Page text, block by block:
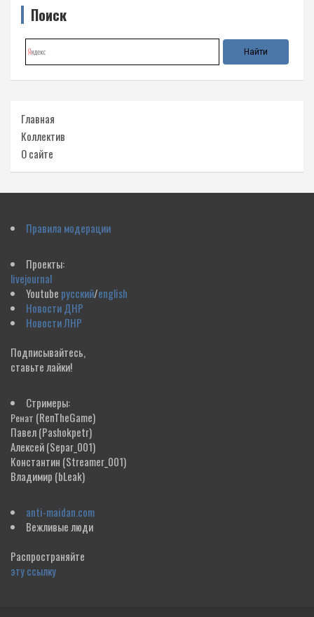
Поиск
Главная
Коллектив
О сайте
Правила модерации
Проекты:
livejournal
Youtube русский/english
Новости ДНР
Новости ЛНР
Подписывайтесь,
ставьте лайки!
Стримеры:
Ренат (RenTheGame)
Павел(Pashokpetr)
Алексей(Separ_001)
Константин (Streamer_001)
Владимир (bLeak)
anti-maidan.com
Вежливые люди
Распространяйте
эту ссылку